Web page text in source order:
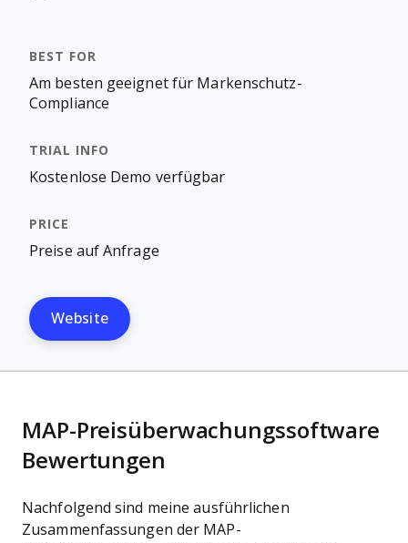
Am besten geeignet für Markenschutz-
Compliance
Kostenlose Demo verfügbar
Preise auf Anfrage
Website
MAP-Preisüberwachungssoftware
Bewertungen
Nachfolgend sind meine ausführlichen
Zusammenfassungen der MAP-